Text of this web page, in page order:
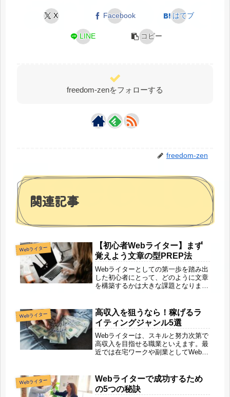
X Facebook はてブ
LINE コピー
freedom-zenをフォローする
freedom-zen
関連記事
Webライター
【初心者Webライター】まず
覚えよう文章の型PREP法
Webライターとしての第一歩を踏み出
した初心者にとって、どのように文章
を構築するかは大きな課題となりま
入文まず、読者の興味を引くための導
入文を用意します。ここでは、記事の
目...
Webライター
高収入を狙うなら！稼げるラ
イティングジャンル5選
Webライターは、スキルと努力次第で
高収入を目指せる職業といえます。最
近では在宅ワークや副業としてWebラ
して稼いでいきたい方向けに、高収入
を狙える5つのライティングジャ...
Webライター
Webライターで成功するため
の5つの秘訣